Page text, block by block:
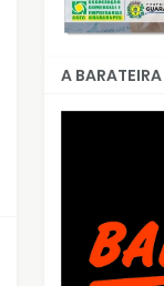
A BARATEIRA